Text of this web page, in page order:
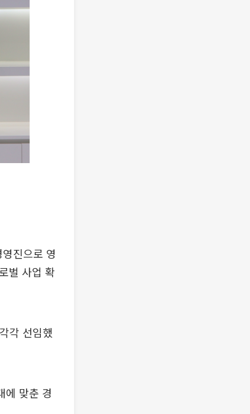
진으로 영
벌 사업 확
각 선임했
에 맞춘 경